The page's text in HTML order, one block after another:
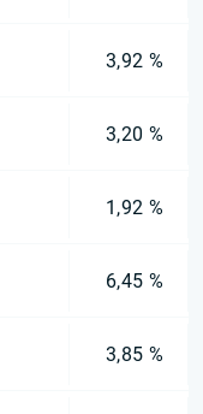
3,92 %
3,20 %
1,92 %
6,45 %
3,85 %